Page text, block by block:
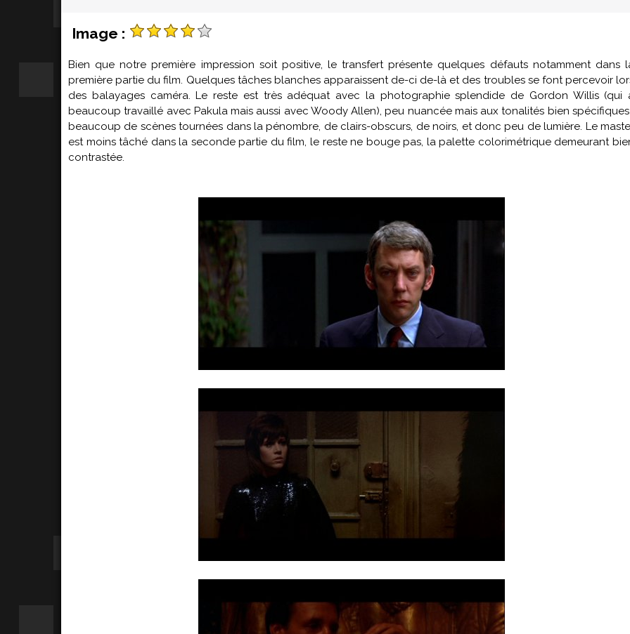
Image :
Bien que notre première impression soit positive, le transfert présente quelques défauts notamment dans
première partie du film. Quelques tâches blanches apparaissent de-ci de-là et des troubles se font percevoir
des balayages caméra. Le reste est très adéquat avec la photographie splendide de Gordon Willis (qui
beaucoup travaillé avec Pakula mais aussi avec Woody Allen), peu nuancée mais aux tonalités bien spécifiques
beaucoup de scènes tournées dans la pénombre, de clairs-obscurs, de noirs, et donc peu de lumière. Le
est moins tâché dans la seconde partie du film, le reste ne bouge pas, la palette colorimétrique demeurant
contrastée.